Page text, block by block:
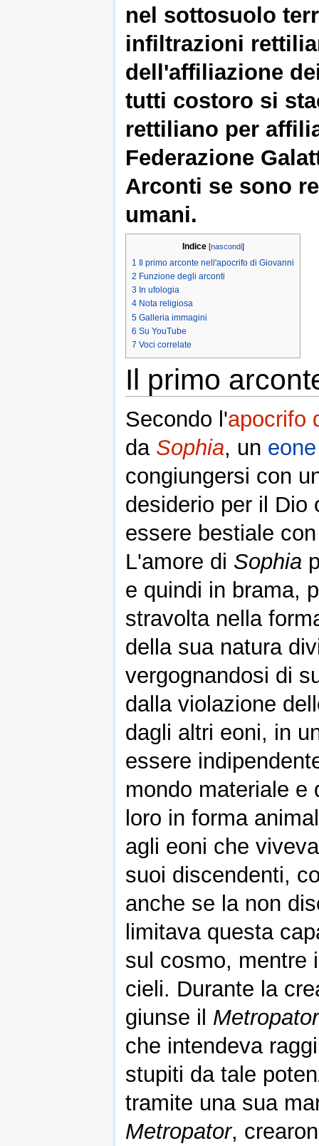
nel sottosuolo
infiltrazioni
dell'affiliazione
tutti costoro si
rettiliano per
Federazione
Arconti se sono
umani.
Indice [nascondi]
1 Il primo arconte nell'apocrifo di Giovanni
2 Funzione degli arconti
3 In ufologia
4 Nota religiosa
5 Galleria immagini
6 Su YouTube
7 Voci correlate
Il primo
Secondo l'apocrifo
da Sophia, un eone
congiungersi con
desiderio per il Dio
essere bestiale
L'amore di Sophia
e quindi in brama,
stravolta nella
della sua natura
vergognandosi di
dalla violazione
dagli altri eoni, in
essere
mondo materiale e
loro in forma
agli eoni che
suoi discendenti,
anche se la non
limitava questa
sul cosmo, mentre
cieli. Durante la
giunse il Metropator
che intendeva
stupiti da tale
tramite una sua
Metropator,